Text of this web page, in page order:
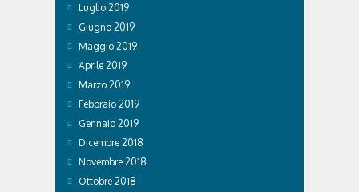
Luglio 2019
Giugno 2019
Maggio 2019
Aprile 2019
Marzo 2019
Febbraio 2019
Gennaio 2019
Dicembre 2018
Novembre 2018
Ottobre 2018